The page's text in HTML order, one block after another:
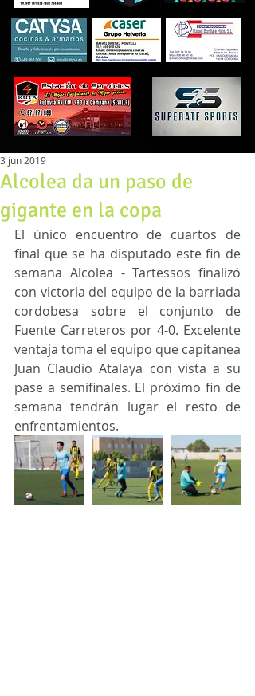
Alcolea da un paso de
gigante en la copa
3 jun 2019
El único encuentro de cuartos de
final que se ha disputado este fin de
semana Alcolea - Tartessos finalizó
con victoria del equipo de la barriada
cordobesa sobre el conjunto de
Fuente Carreteros por 4-0. Excelente
ventaja toma el equipo que capitanea
Juan Claudio Atalaya con vista a su
pase a semifinales. El próximo fin de
semana tendrán lugar el resto de
enfrentamientos.